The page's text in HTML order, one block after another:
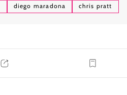
diego maradona
chris pratt